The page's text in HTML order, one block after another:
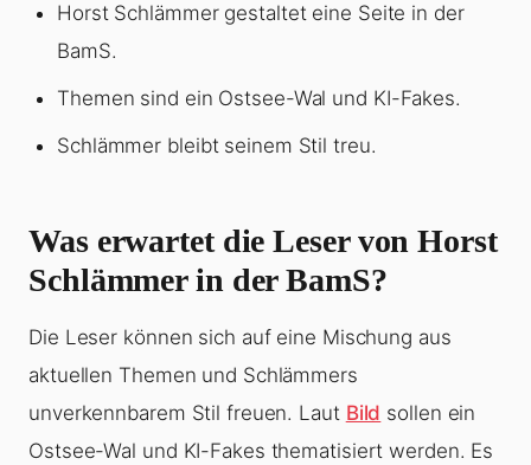
Horst Schlämmer gestaltet eine Seite in der
BamS.
Themen sind ein Ostsee-Wal und KI-Fakes.
Schlämmer bleibt seinem Stil treu.
Was erwartet die Leser von Horst
Schlämmer in der BamS?
Die Leser können sich auf eine Mischung aus
aktuellen Themen und Schlämmers
unverkennbarem Stil freuen. Laut Bild sollen ein
Ostsee-Wal und KI-Fakes thematisiert werden. Es